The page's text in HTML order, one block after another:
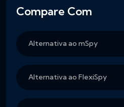
Compare Com
Alternativa ao mSpy
Alternativa ao FlexiSpy